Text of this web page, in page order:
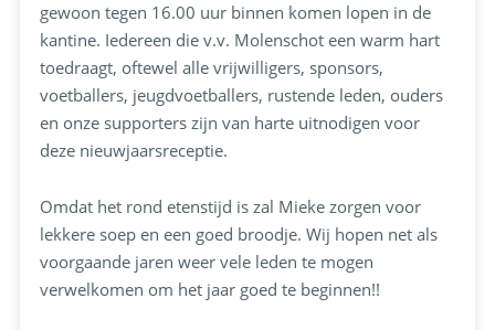
gewoon tegen 16.00 uur binnen komen lopen in de
kantine. Iedereen die v.v. Molenschot een warm hart
toedraagt, oftewel alle vrijwilligers, sponsors,
voetballers, jeugdvoetballers, rustende leden, ouders
en onze supporters zijn van harte uitnodigen voor
deze nieuwjaarsreceptie.
Omdat het rond etenstijd is zal Mieke zorgen voor
lekkere soep en een goed broodje. Wij hopen net als
voorgaande jaren weer vele leden te mogen
verwelkomen om het jaar goed te beginnen!!